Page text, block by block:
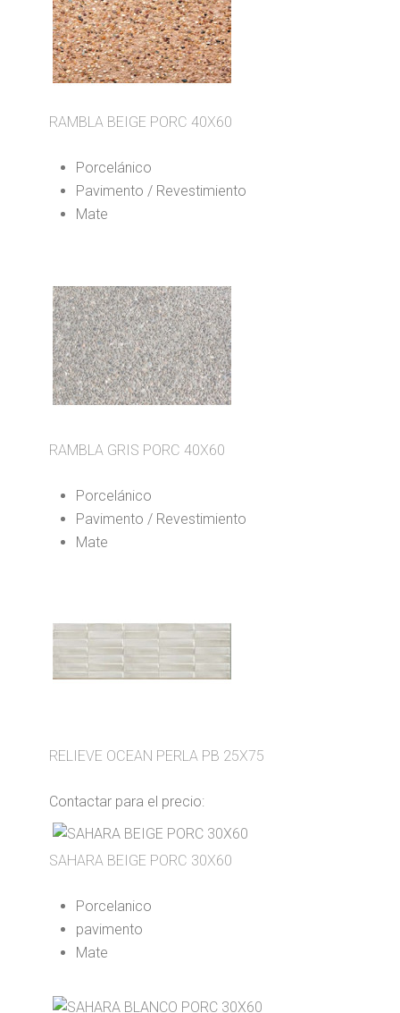
RAMBLA BEIGE PORC 40X60
Porcelánico
Pavimento / Revestimiento
Mate
RAMBLA GRIS PORC 40X60
Porcelánico
Pavimento / Revestimiento
Mate
RELIEVE OCEAN PERLA PB 25X75
Contactar para el precio:
SAHARA BEIGE PORC 30X60
Porcelanico
pavimento
Mate